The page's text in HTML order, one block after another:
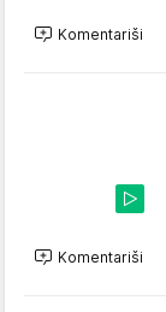
Komentariši
Komentariši